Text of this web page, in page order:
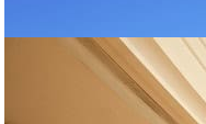
Hotel JW
Global di
November 27, 2025